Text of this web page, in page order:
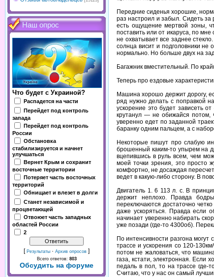
Наш опрос
Что будет с Украиной?
Распадется на части
Перейдет под контроль
запада
Перейдет под контроль
России
Обстановка
стабилизируется и начнет
улучшаться
Вернет Крым и сохранит
восточные территории
Потеряет часть восточных
территорий
Обнищает и влезет в долги
Станет независимой и
процветающей
Отвоюет часть западных
областей России
2
[ Результаты · Архив опросов ]
Всего ответов: 803
Обсудить на форуме
Передние сиденья хорошие,
раз настроил и забыл. Сидеть за
есть ощущение мертвой зоны,
поставить или от икаруса, по
не охватывает все заднее
солнца висит и подголовники
нормально. Но больше двух на
Багажник вместительный. По
Теперь про ездовые
Машина хорошо держит дорогу,
ряд нужно делать с поправкой
ускорение это будет зависеть
крутанул — не обижайся
уверенно едет по заданной
баранку одним пальцем, а с
Некоторые пишут про слабую
брошенный каким-то упырем на
вцепившись в руль всем, чем
моей точки зрения, это просто
комфортно, не досаждая
ведет в какую-либо сторону. В
Двигатель 1. 6 113 л. с. В
держит неплохо. Правда
переключаются достаточно
даже ускоряться. Правда
начинает уверенно набирать
уже позади (где-то 4300об).
По интенсивности разгона
трассе и ускорения со 120-
потом не жаловаться, что
газа, кстати, электронная. Если
педаль в пол, то на трассе где-
Считаю, что у нас он самый